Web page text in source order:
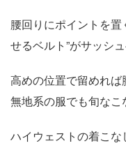
腰回りにポイントを
せるベルト”がサッシ
高めの位置で留めれ
無地系の服でも旬なこ
ハイウェストの着こ